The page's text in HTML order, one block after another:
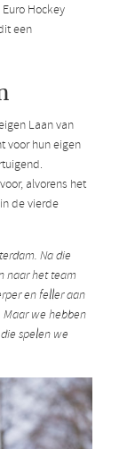
Hockey
een
Laan van
voor hun eigen
alvorens het
de vierde
Na die
naar het team
en feller aan
we hebben
spelen we